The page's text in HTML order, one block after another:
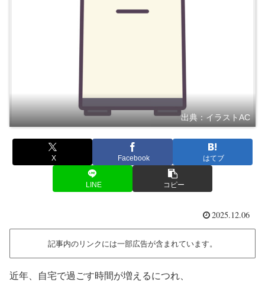
出典：イラストAC
X Facebook はてブ
LINE コピー
2025.12.06
記事内のリンクには一部広告が含まれています。
近年、自宅で過ごす時間が増えるにつれ、